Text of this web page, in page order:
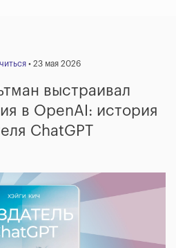
• 23 мая 2026
выстраивал
в OpenAI: история
ChatGPT